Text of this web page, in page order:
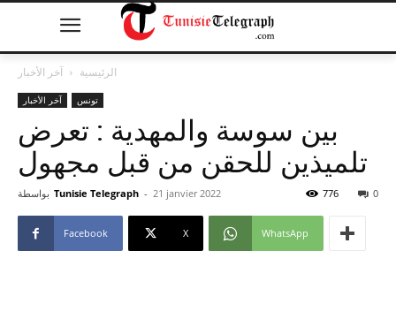
الرئيسية آخر الأخبار
آخر الأخبار تونس
بين سوسة والمهدية : تعرض
تلميذين للحقن من قبل مجهول
بواسطة Tunisie Telegraph - 21 janvier 2022 0
776
Facebook X WhatsApp